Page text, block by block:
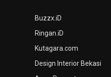
Buzzx.iD
Ringan.iD
Kutagara.com
Design Interior Bekasi